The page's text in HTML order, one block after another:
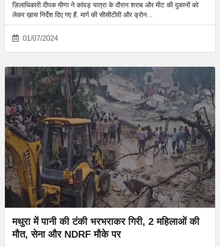
01/07/2024
ज़िलाधिकारी दीपक मीणा ने कांवड़ यात्रा के दौरान शराब और मीट की दुकानों को
लेकर ख़ास निर्देश दिए गए हैं. मार्ग की सीसीटीवी और ड्रोन...
मथुरा में पानी की टंकी भरभराकर गिरी, 2 महिलाओं की
मौत, सेना और NDRF मौके पर